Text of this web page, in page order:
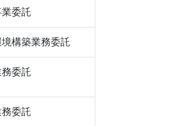
委託
構築業務委託
委託
委託